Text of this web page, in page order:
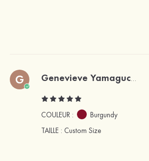
G Genevieve Yamaguchi
COULEUR :
Burgundy
TAILLE : Custom Size